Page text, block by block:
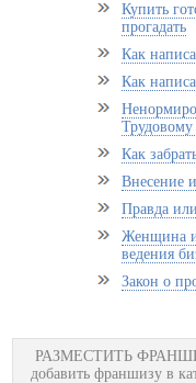
Купить
прогадать
Как
Как
Трудовому
Как
Внесение
Правда
Женщина и
ведения
Закон о
РАЗМЕСТИТЬ
добавить франшизу в